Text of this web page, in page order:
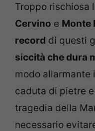
Troppo rischiosa
Cervino e Monte
record di questi
siccità che dura
modo allarmante
caduta di pietre
tragedia della
necessario